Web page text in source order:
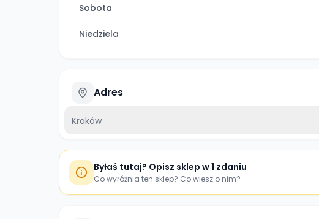
Sobota
Niedziela
Adres
Kraków
Byłaś tutaj? Opisz sklep w 1 zdaniu
Co wyróżnia ten sklep? Co wiesz o nim?